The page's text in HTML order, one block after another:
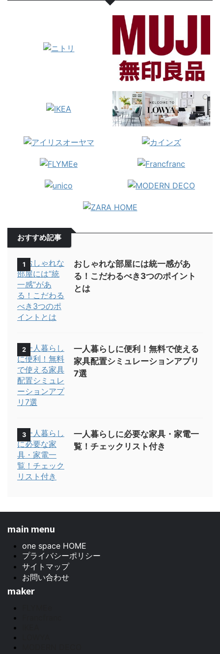
おすすめ記事
1
おしゃれな部屋には統一感があ
る！こだわるべき3つのポイント
とは
2
一人暮らしに便利！無料で使える
家具配置シミュレーションアプリ
7選
3
一人暮らしに必要な家具・家電一
覧！チェックリスト付き
main menu
one space HOME
プライバシーポリシー
サイトマップ
お問い合わせ
maker